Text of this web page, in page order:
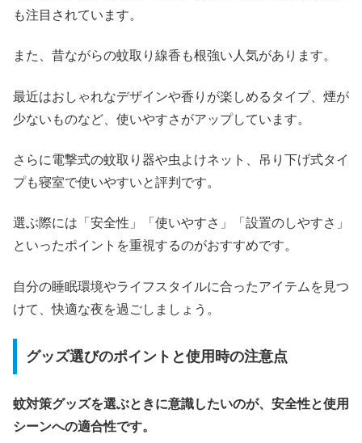
も注目されています。
また、昔ながらの蚊取り線香も根強い人気があります。
最近はおしゃれなデザインや香りが楽しめるタイプ、煙が
少ないものなど、使いやすさがアップしています。
さらに電撃式の蚊取り器や虫よけネット、吊り下げ式タイ
プも寝室で使いやすいと評判です。
選ぶ際には「安全性」「使いやすさ」「設置のしやすさ」
といったポイントを重視するのがおすすめです。
自分の睡眠環境やライフスタイルに合ったアイテムを見つ
けて、快適な夜を過ごしましょう。
グッズ選びのポイントと使用時の注意点
蚊対策グッズを選ぶときに意識したいのが、安全性と使用
シーンへの適合性です。